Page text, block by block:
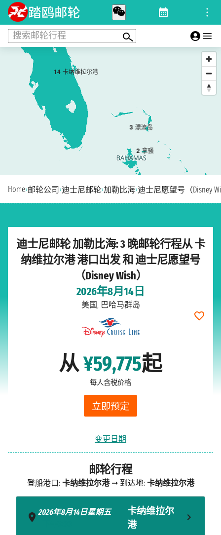
搜索邮轮行程
14 卡纳维拉尔港
2 拿骚
3 漂流岛
Home›邮轮公司 ›迪士尼邮轮›加勒比海›迪士尼愿望号（Disney
迪士尼邮轮 加勒比海: 3 晚邮轮行程从 卡
纳维拉尔港 港口出发 和 迪士尼愿望号
（Disney Wish）
2026年8月14日
美国, 巴哈马群岛
从¥59,775起
每人含税价格
立即预定
变更日期
邮轮行程
登船港口: 卡纳维拉尔港➞ 到达地: 卡纳维拉尔港
2026年8月14日星期五
卡纳维拉尔
港